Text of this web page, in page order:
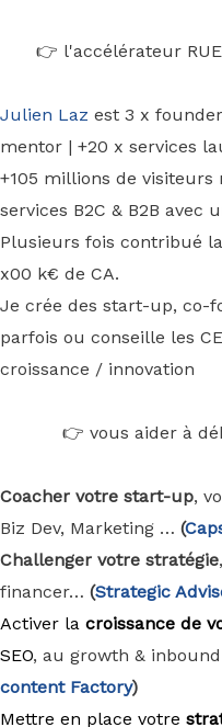
👉 l'accélérateur
Julien Laz est 3 x
mentor | +20 x services
+105 millions de
services B2C & B2B
Plusieurs fois contribué
x00 k€ de CA.
Je crée des start-up, co-
parfois ou conseille les
croissance / innovation
👉 vous aider à
Coacher votre start-up,
Biz Dev, Marketing … (
Challenger votre stratégie
financer… (Strategic
Activer la croissance de
SEO, au growth &
content Factory)
Mettre en place votre